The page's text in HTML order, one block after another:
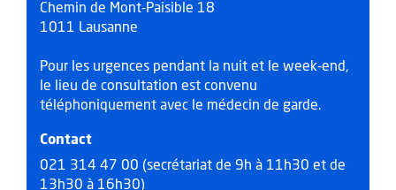
Chemin de Mont-Paisible 18
1011 Lausanne
Pour les urgences pendant la nuit et le week-end,
le lieu de consultation est convenu
téléphoniquement avec le médecin de garde.
Contact
021 314 47 00 (secrétariat de 9h à 11h30 et de
13h30 à 16h30)